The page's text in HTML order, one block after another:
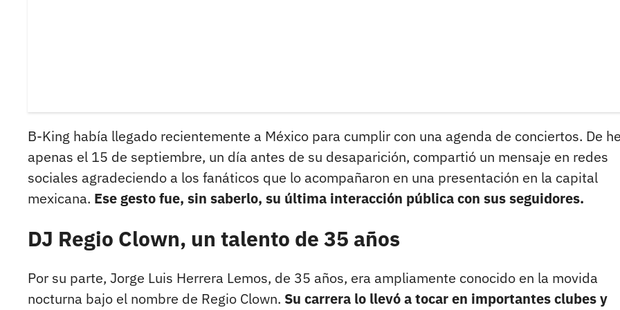
B-King había llegado recientemente a México para cumplir con una agenda de conciertos. De
apenas el 15 de septiembre, un día antes de su desaparición, compartió un mensaje en redes
sociales agradeciendo a los fanáticos que lo acompañaron en una presentación en la capital
mexicana. Ese gesto fue, sin saberlo, su última interacción pública con sus seguidores.
DJ Regio Clown, un talento de 35 años
Por su parte, Jorge Luis Herrera Lemos, de 35 años, era ampliamente conocido en la movida
nocturna bajo el nombre de Regio Clown. Su carrera lo llevó a tocar en importantes clubes y